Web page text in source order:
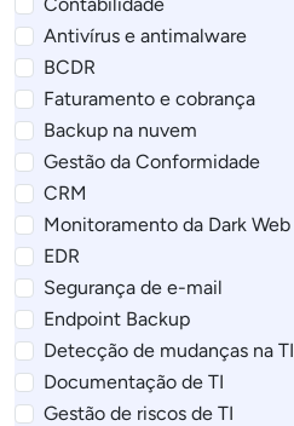
Antivírus e antimalware
BCDR
Faturamento e cobrança
Backup na nuvem
Gestão da Conformidade
CRM
Monitoramento da Dark Web
EDR
Segurança de e-mail
Endpoint Backup
Detecção de mudanças na TI
Documentação de TI
Gestão de riscos de TI